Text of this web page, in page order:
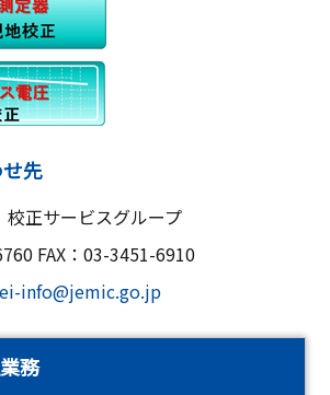
先
正サービスグループ
FAX：03-3451-6910
info@jemic.go.jp
務